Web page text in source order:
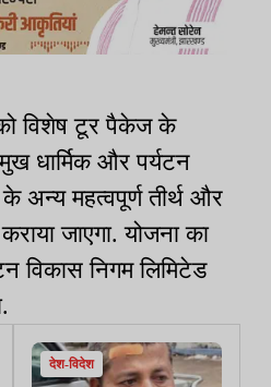
विशेष टूर पैकेज के
धार्मिक और पर्यटन
महत्वपूर्ण तीर्थ और
जाएगा. योजना का
विकास निगम लिमिटेड
देश-विदेश